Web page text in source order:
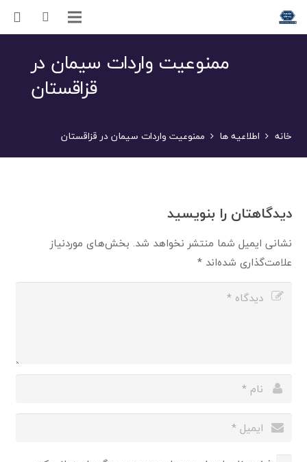
ممنوعیت واردات سیمان در
قزاقستان
خانه اطلاعیه ها ممنوعیت واردات سیمان در قزاقستان
دیدگاهتان را بنویسید
نشانی ایمیل شما منتشر نخواهد شد. بخش‌های موردنیاز
علامت‌گذاری شده‌اند*